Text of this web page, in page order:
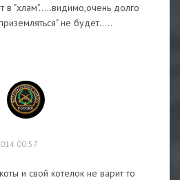
в "хлам".....видимо,очень долго
не будет.....
00:57
и свой котелок не варит то